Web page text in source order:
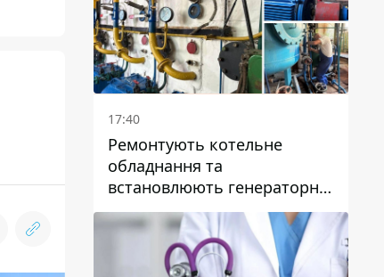
17:40
Ремонтують котельне
обладнання та
встановлюють генераторні
установки: як у Дніпрі
готуються до
опалювального сезону